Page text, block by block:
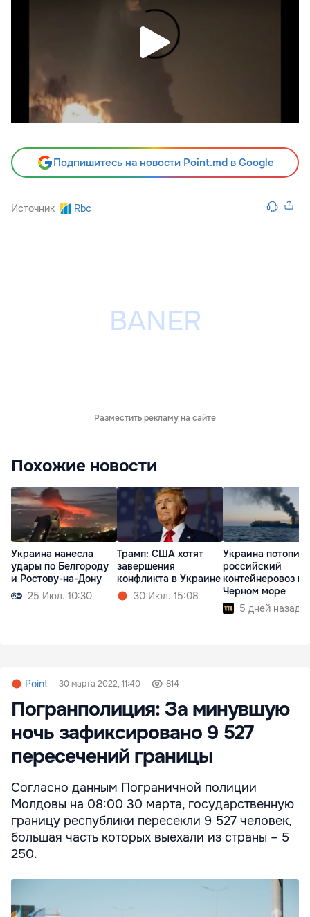
Подпишитесь на новости Point.md в Google
Источник Rbc
Разместить рекламу на сайте
Похожие новости
Украина нанесла
удары по Белгороду
и Ростову-на-Дону
25 Июл. 10:30
Трамп: США хотят
завершения
конфликта в Украине
30 Июл. 15:08
Украина потопила
российский
контейнеровоз в
Черном море
5 дней назад
Point 30 марта 2022, 11:40 814
Погранполиция: За минувшую
ночь зафиксировано 9 527
пересечений границы
Согласно данным Пограничной полиции
Молдовы на 08:00 30 марта, государственную
границу республики пересекли 9 527 человек,
большая часть которых выехали из страны – 5
250.